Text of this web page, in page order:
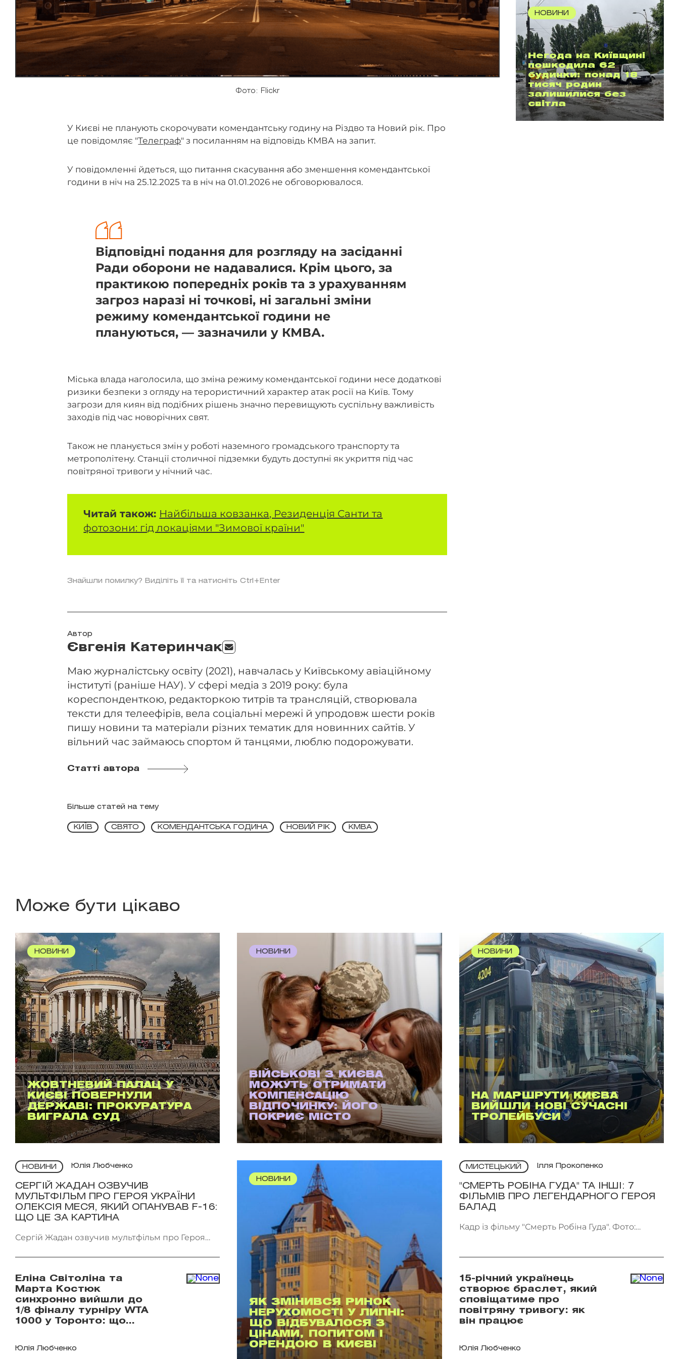
Фото: Flickr
У Києві не планують скорочувати комендантську годину на Різдво та Новий рік. Про
це повідомляє "Телеграф" з посиланням на відповідь КМВА на запит.
У повідомленні йдеться, що питання скасування або зменшення комендантської
години в ніч на 25.12.2025 та в ніч на 01.01.2026 не обговорювалося.
Відповідні подання для розгляду на засіданні
Ради оборони не надавалися. Крім цього, за
практикою попередніх років та з урахуванням
загроз наразі ні точкові, ні загальні зміни
режиму комендантської години не
плануються, — зазначили у КМВА.
Міська влада наголосила, що зміна режиму комендантської години несе додаткові
ризики безпеки з огляду на терористичний характер атак росії на Київ. Тому
загрози для киян від подібних рішень значно перевищують суспільну важливість
заходів під час новорічних свят.
Також не планується змін у роботі наземного громадського транспорту та
метрополітену. Станції столичної підземки будуть доступні як укриття під час
повітряної тривоги у нічний час.
Читай також: Найбільша ковзанка, Резиденція Санти та
фотозони: гід локаціями "Зимової країни"
Знайшли помилку? Виділіть її та натисніть Ctrl+Enter
Автор
Євгенія Катеринчак
Маю журналістську освіту (2021), навчалась у Київському авіаційному
інституті (раніше НАУ). У сфері медіа з 2019 року: була
кореспонденткою, редакторкою титрів та трансляцій, створювала
тексти для телеефірів, вела соціальні мережі й упродовж шести років
пишу новини та матеріали різних тематик для новинних сайтів. У
вільний час займаюсь спортом й танцями, люблю подорожувати.
Статті автора
Більше статей на тему
КИЇВ СВЯТО КОМЕНДАНТСЬКА ГОДИНА НОВИЙ РІК КМВА
НОВИНИ
Негода на Київщині
пошкодила 62
будинки: понад 18
тисяч родин
залишилися без
світла
Може бути цікаво
НОВИНИ
ЖОВТНЕВИЙ ПАЛАЦ У
КИЄВІ ПОВЕРНУЛИ
ДЕРЖАВІ: ПРОКУРАТУРА
ВИГРАЛА СУД
НОВИНИ
ВІЙСЬКОВІ З КИЄВА
МОЖУТЬ ОТРИМАТИ
КОМПЕНСАЦІЮ
ВІДПОЧИНКУ: ЙОГО
ПОКРИЄ МІСТО
НОВИНИ
НА МАРШРУТИ КИЄВА
ВИЙШЛИ НОВІ СУЧАСНІ
ТРОЛЕЙБУСИ
НОВИНИ Юлія Любченко
СЕРГІЙ ЖАДАН ОЗВУЧИВ
МУЛЬТФІЛЬМ ПРО ГЕРОЯ УКРАЇНИ
ОЛЕКСІЯ МЕСЯ, ЯКИЙ ОПАНУВАВ F-16:
ЩО ЦЕ ЗА КАРТИНА
Сергій Жадан озвучив мультфільм про Героя
Еліна Світоліна та
Марта Костюк
синхронно вийшли до
1/8 фіналу турніру WTA
1000 у Торонто: що
Юлія Любченко
НОВИНИ
ЯК ЗМІНИВСЯ РИНОК
НЕРУХОМОСТІ У ЛИПНІ:
ЩО ВІДБУВАЛОСЯ З
ЦІНАМИ, ПОПИТОМ І
ОРЕНДОЮ В КИЄВІ
МИСТЕЦЬКИЙ Ілля Прокопенко
"СМЕРТЬ РОБІНА ГУДА" ТА ІНШІ: 7
ФІЛЬМІВ ПРО ЛЕГЕНДАРНОГО ГЕРОЯ
БАЛАД
Кадр із фільму "Смерть Робіна Гуда". Фото:
15-річний українець
створює браслет, який
сповіщатиме про
повітряну тривогу: як
він працює
Юлія Любченко